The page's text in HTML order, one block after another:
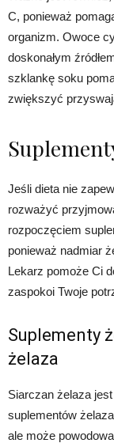
C, ponieważ
organizm. Owoce
doskonałym
szklankę soku
zwiększyć
Jeśli dieta nie
rozważyć
rozpoczęciem
ponieważ nadmiar
Lekarz pomoże Ci
zaspokoi Twoje
Suplementy
żelaza
Siarczan żelaza
suplementów
ale może